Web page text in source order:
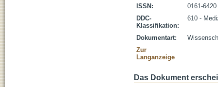
ISSN:
0161-6420
DDC-
Klassifikation:
610 -
Dokumentart:
Zur
Langanzeige
Das Dokument